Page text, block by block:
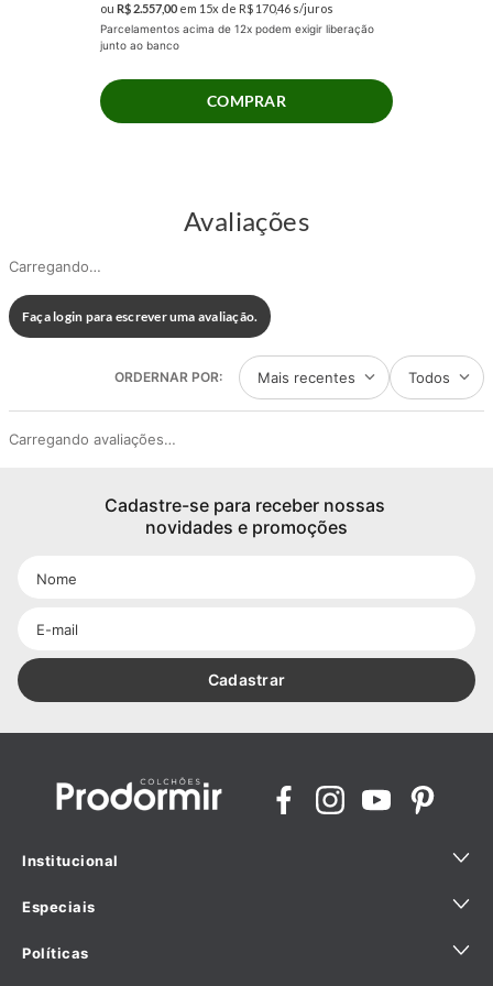
também seu bem-estar diário, um investimento que realmente vale a pena.
Desfrute da firmeza e do conforto superior do Conjunto Box Prodormir Foz.
Invista em um sono que realmente te recupera, deixando seu corpo
ou R$2.55700 em 15x de R$ 170,46 s/juros
Parcelamentos acima de 12x podem exigir liberação
junto ao banco
COMPRAR
Avaliações
Carregando…
Faça login para escrever uma avaliação.
Mais recentes Todos
Carregando avaliações…
Cadastre-se para receber nossas
novidades e promoções
Cadastrar
Institucional
Quem Somos
Sustentabilidade
Especiais
Ajuda para comprar com especialista
Políticas